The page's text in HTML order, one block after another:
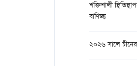
শক্তিশালী
বাণিজ্য
২০২৬ সালে চীনের